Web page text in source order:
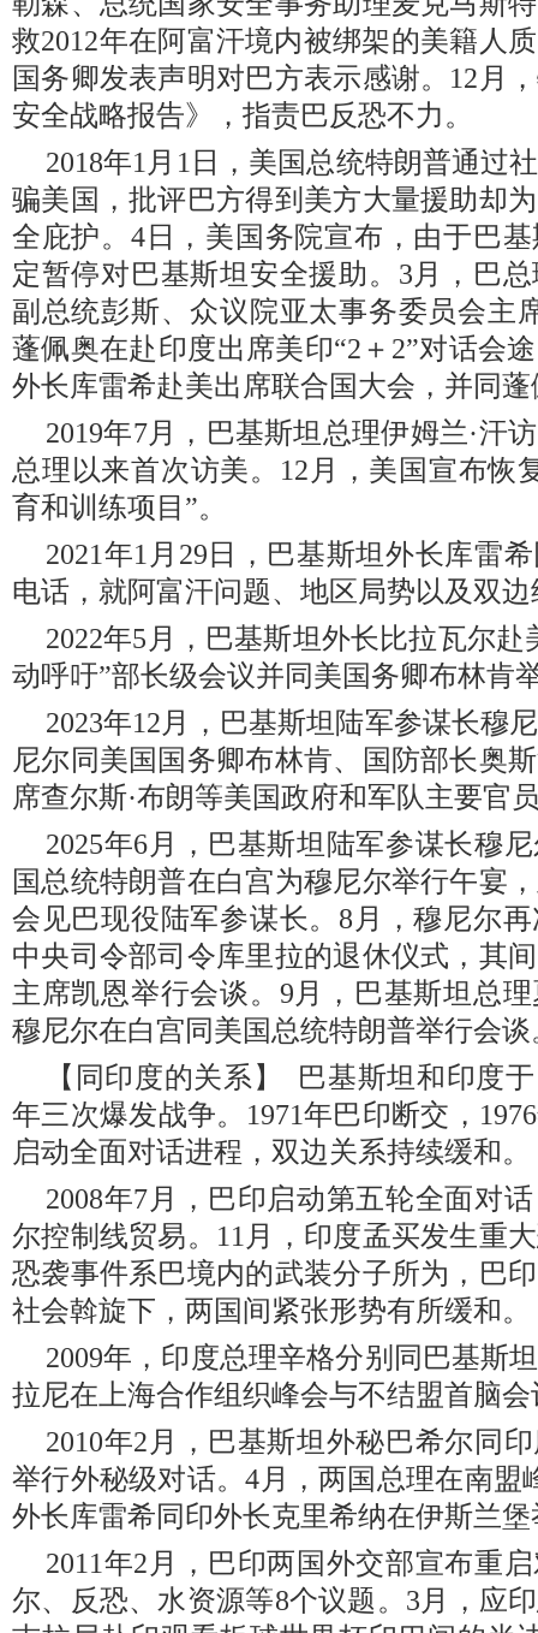
救2012年在阿富汗境内被绑架的美籍人
国务卿发表声明对巴方表示感谢。12月
安全战略报告》，指责巴反恐不力。
2018年1月1日，美国总统特朗普通过
骗美国，批评巴方得到美方大量援助却
全庇护。4日，美国务院宣布，由于巴
定暂停对巴基斯坦安全援助。3月，巴
副总统彭斯、众议院亚太事务委员会主
蓬佩奥在赴印度出席美印“2＋2”对话会
外长库雷希赴美出席联合国大会，并同
2019年7月，巴基斯坦总理伊姆兰·汗
总理以来首次访美。12月，美国宣布恢
育和训练项目”。
2021年1月29日，巴基斯坦外长库雷
电话，就阿富汗问题、地区局势以及双
2022年5月，巴基斯坦外长比拉瓦尔
动呼吁”部长级会议并同美国务卿布林肯
2023年12月，巴基斯坦陆军参谋长穆
尼尔同美国国务卿布林肯、国防部长奥
席查尔斯·布朗等美国政府和军队主要官
2025年6月，巴基斯坦陆军参谋长穆
国总统特朗普在白宫为穆尼尔举行午宴
会见巴现役陆军参谋长。8月，穆尼尔
中央司令部司令库里拉的退休仪式，其
主席凯恩举行会谈。9月，巴基斯坦总
穆尼尔在白宫同美国总统特朗普举行会谈
【同印度的关系】 巴基斯坦和印度于
年三次爆发战争。1971年巴印断交，
启动全面对话进程，双边关系持续缓和。
2008年7月，巴印启动第五轮全面对
尔控制线贸易。11月，印度孟买发生重
恐袭事件系巴境内的武装分子所为，巴
社会斡旋下，两国间紧张形势有所缓和。
2009年，印度总理辛格分别同巴基斯
拉尼在上海合作组织峰会与不结盟首脑
2010年2月，巴基斯坦外秘巴希尔同
举行外秘级对话。4月，两国总理在南盟
外长库雷希同印外长克里希纳在伊斯兰
2011年2月，巴印两国外交部宣布重
尔、反恐、水资源等8个议题。3月，应